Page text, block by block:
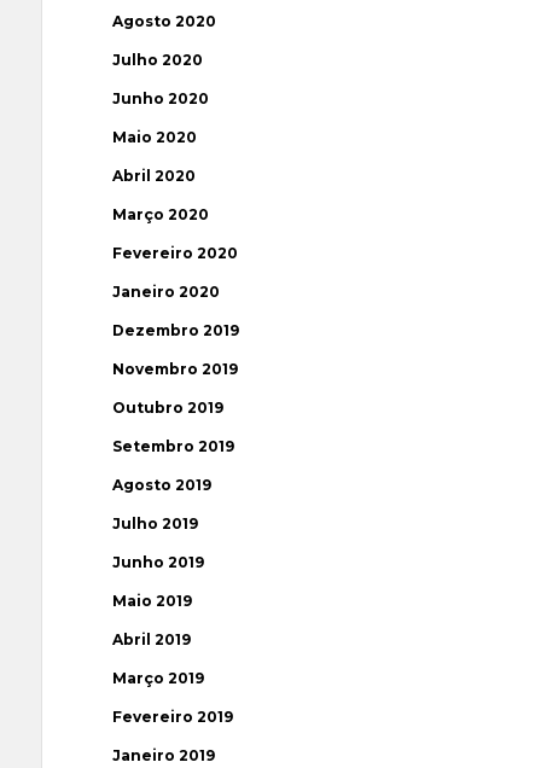
Agosto 2020
Julho 2020
Junho 2020
Maio 2020
Abril 2020
Março 2020
Fevereiro 2020
Janeiro 2020
Dezembro 2019
Novembro 2019
Outubro 2019
Setembro 2019
Agosto 2019
Julho 2019
Junho 2019
Maio 2019
Abril 2019
Março 2019
Fevereiro 2019
Janeiro 2019